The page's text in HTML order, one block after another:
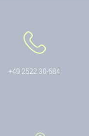
+49 2522 30-684